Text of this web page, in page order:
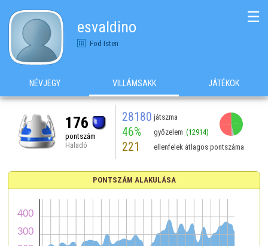
esvaldino
Fod-Isten
☰
NÉVJEGY VILLÁMSAKK JÁTÉKOK
176
pontszám
Haladó
28180 játszma
46% győzelem (12914)
221 ellenfelek átlagos pontszáma
PONTSZÁM ALAKULÁSA